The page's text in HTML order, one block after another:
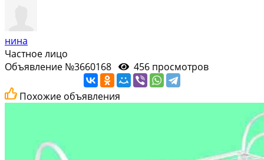
нина
Частное лицо
Объявление №3660168
456 просмотров
Похожие объявления